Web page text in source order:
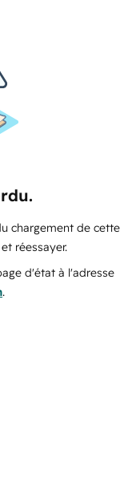
chargement de cette
réessayer.
d'état à l'adresse
.